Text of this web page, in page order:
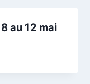
au 12 mai